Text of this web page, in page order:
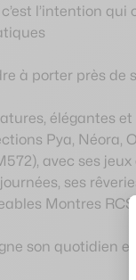
l’intention
à porter près de
élégantes
Pya, Néora,
avec ses
ses
Montres RCSA
son quotidien et